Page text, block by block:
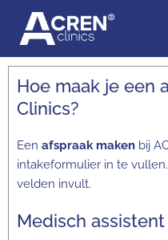
inhoud
Hoe maak je een
Clinics?
Een afspraak maken bij
intakeformulier in te
velden invult.
Medisch assistent